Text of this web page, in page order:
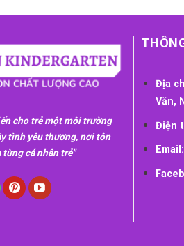
cho trẻ một môi trường
tình yêu thương, nơi tôn
cá nhân trẻ"
Địa
Văn,
Điện
Email: